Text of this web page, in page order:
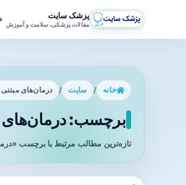
پزشک سایت
مقالات پزشکی، سلامت و آموزش
خانه / سایت / درمان‌های
برچسب: درمان‌های
تازه‌ترین مطالب مرتبط با برچسب